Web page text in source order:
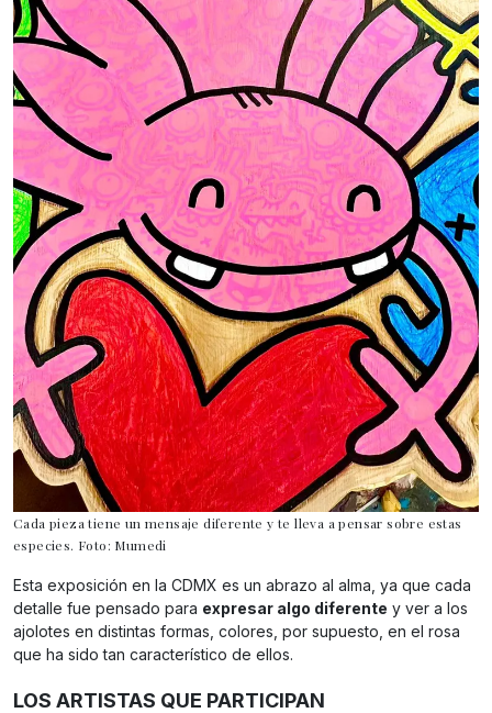
Cada pieza tiene un mensaje diferente y te lleva a pensar sobre estas
especies. Foto: Mumedi
Esta exposición en la CDMX es un abrazo al alma, ya que cada
detalle fue pensado para expresar algo diferente y ver a los
ajolotes en distintas formas, colores, por supuesto, en el rosa
que ha sido tan característico de ellos.
LOS ARTISTAS QUE PARTICIPAN